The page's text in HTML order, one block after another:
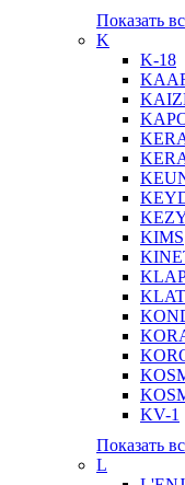
Показать
K
K-18
KIMS
KV-1
Показать
L